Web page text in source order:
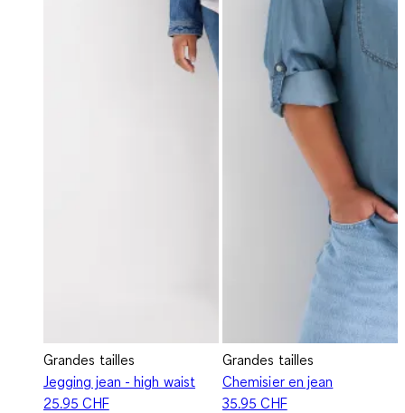
Grandes tailles
Jegging jean - high waist
25.95 CHF
Grandes tailles
Chemisier en jean
35.95 CHF